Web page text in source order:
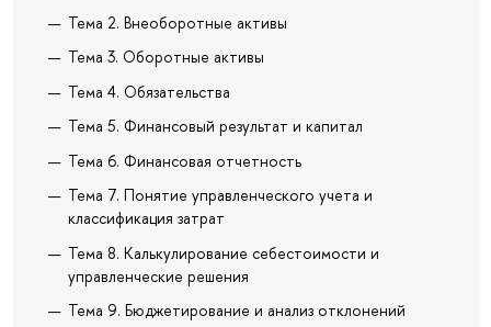
Тема 2. Внеоборотные активы
Тема 3. Оборотные активы
Тема 4. Обязательства
Тема 5. Финансовый результат и капитал
Тема 6. Финансовая отчетность
Тема 7. Понятие управленческого учета и
классификация затрат
Тема 8. Калькулирование себестоимости и
управленческие решения
Тема 9. Бюджетирование и анализ отклонений